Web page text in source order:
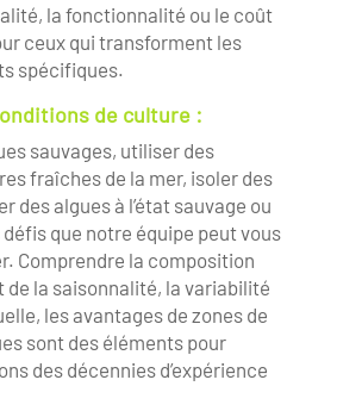
la fonctionnalité ou le coût
ceux qui transforment les
spécifiques.
de culture :
sauvages, utiliser des
fraîches de la mer, isoler des
des algues à l’état sauvage ou
que notre équipe peut vous
Comprendre la composition
de la saisonnalité, la variabilité
les avantages de zones de
sont des éléments pour
des décennies d’expérience